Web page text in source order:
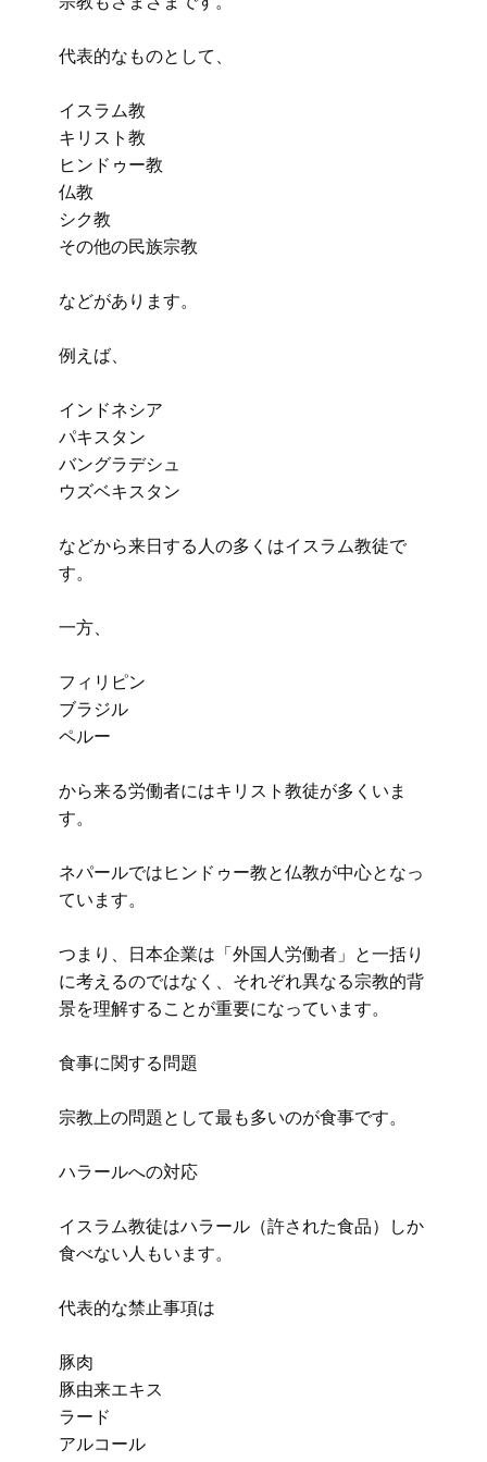
代表的なものとして、
イスラム教
キリスト教
ヒンドゥー教
仏教
シク教
その他の民族宗教
などがあります。
例えば、
インドネシア
パキスタン
バングラデシュ
ウズベキスタン
などから来日する人の多くはイスラム教徒で
す。
一方、
フィリピン
ブラジル
ペルー
から来る労働者にはキリスト教徒が多くいま
す。
ネパールではヒンドゥー教と仏教が中心となっ
ています。
つまり、日本企業は「外国人労働者」と一括り
に考えるのではなく、それぞれ異なる宗教的背
景を理解することが重要になっています。
食事に関する問題
宗教上の問題として最も多いのが食事です。
ハラールへの対応
イスラム教徒はハラール（許された食品）しか
食べない人もいます。
代表的な禁止事項は
豚肉
豚由来エキス
ラード
アルコール